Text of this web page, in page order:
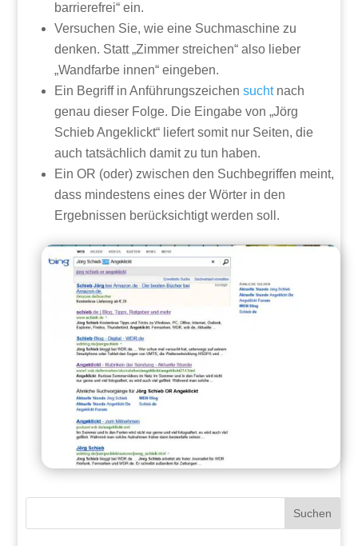
barrierefrei“ ein.
Versuchen Sie, wie eine Suchmaschine zu
denken. Statt „Zimmer streichen“ also lieber
„Wandfarbe innen“ eingeben.
Ein Begriff in Anführungszeichensuchtnach
genau dieser Folge. Die Eingabe von „Jörg
Schieb Angeklickt“ liefert somit nur Seiten, die
auch tatsächlich damit zu tun haben.
Ein OR (oder) zwischen den Suchbegriffen meint,
dass mindestens eines der Wörter in den
Ergebnissen berücksichtigt werden soll.